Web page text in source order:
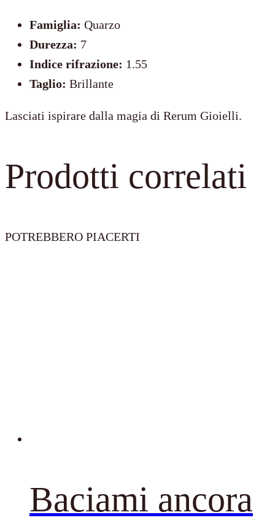
Famiglia: Quarzo
Durezza: 7
Indice rifrazione: 1.55
Taglio: Brillante
Lasciati ispirare dalla magia di Rerum Gioielli.
Prodotti correlati
POTREBBERO PIACERTI
Baciami ancora